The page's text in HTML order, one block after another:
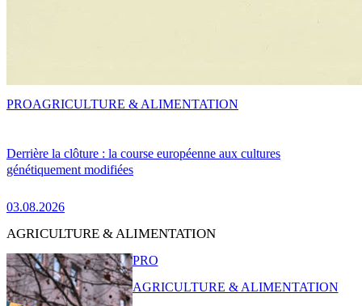
Derrière la clôture : la course européenne aux cultures
génétiquement modifiées
03.08.2026
PROAGRICULTURE & ALIMENTATION
AGRICULTURE & ALIMENTATION
PRO
AGRICULTURE & ALIMENTATION